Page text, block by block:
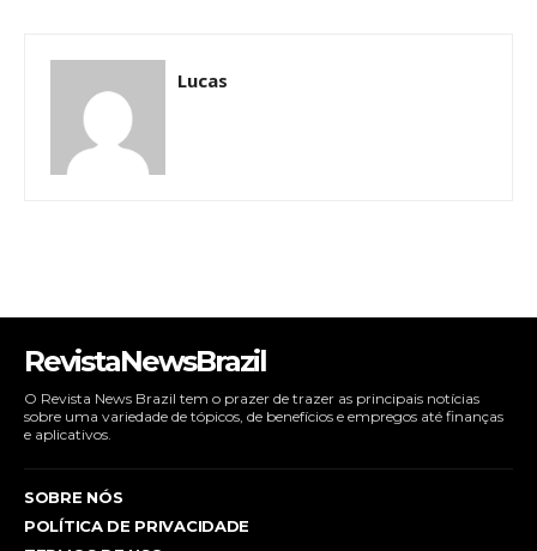
Lucas
RevistaNewsBrazil
O Revista News Brazil tem o prazer de trazer as principais notícias
sobre uma variedade de tópicos, de benefícios e empregos até finanças
e aplicativos.
SOBRE NÓS
POLÍTICA DE PRIVACIDADE